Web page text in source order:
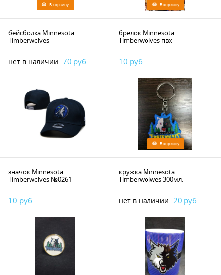
В корзину В корзину
бейсболка Minnesota
Timberwolves
нет в наличии 70 руб
брелок Minnesota
Timberwolves пвх
10 руб
В корзину
значок Minnesota
Timberwolves №0261
10 руб
кружка Minnesota
Timberwolwes 300мл.
нет в наличии 20 руб